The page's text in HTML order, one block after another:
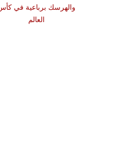
والهرسك برباعية في
العالم